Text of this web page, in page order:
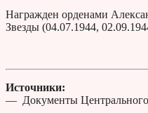
Награжден орденами
Звезды (04.07.1944,
Источники:
— Документы Центрального